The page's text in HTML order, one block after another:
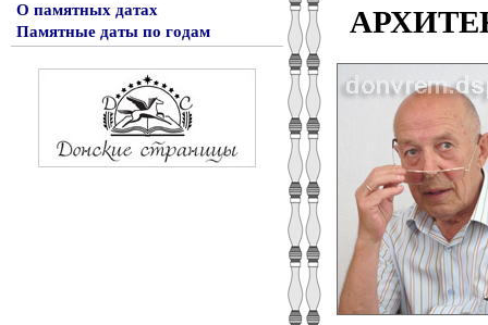
О памятных датах
Памятные даты по годам